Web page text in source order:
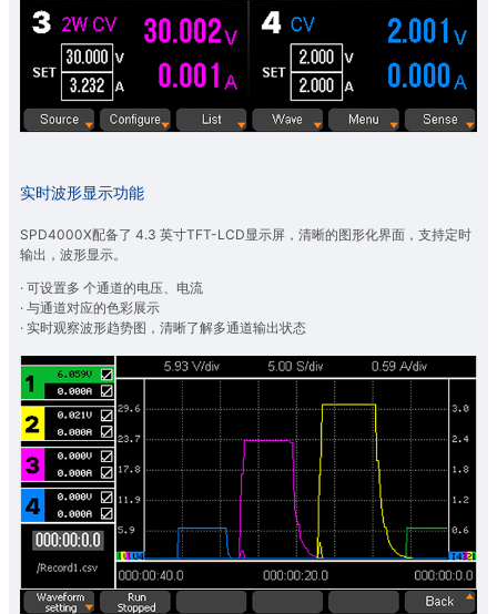
实时波形显示功能
SPD4000X配备了 4.3 英寸TFT-LCD显示屏，清晰的图形化界面，支持定时
输出，波形显示。
· 可设置多 个通道的电压、电流
· 与通道对应的色彩展示
· 实时观察波形趋势图，清晰了解多通道输出状态